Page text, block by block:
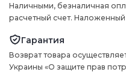
Наличными, безналичная
расчетный счет.
Гарантия
Возврат товара
Украины «О защите прав